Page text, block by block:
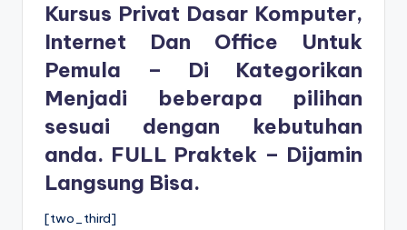
Kursus Privat Dasar Komputer,
Internet Dan Office Untuk
Pemula – Di Kategorikan
Menjadi beberapa pilihan
sesuai dengan kebutuhan
anda. FULL Praktek – Dijamin
Langsung Bisa.
[two_third]